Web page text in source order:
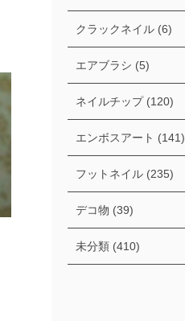
クラックネイル (6)
エアブラシ (5)
ネイルチップ (120)
エンボスアート (141)
フットネイル (235)
デコ物 (39)
未分類 (410)